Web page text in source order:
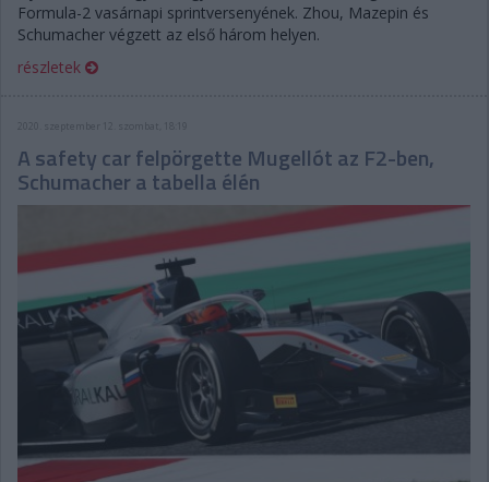
Formula-2 vasárnapi sprintversenyének. Zhou, Mazepin és
Schumacher végzett az első három helyen.
részletek
2020. szeptember 12. szombat, 18:19
A safety car felpörgette Mugellót az F2-ben,
Schumacher a tabella élén